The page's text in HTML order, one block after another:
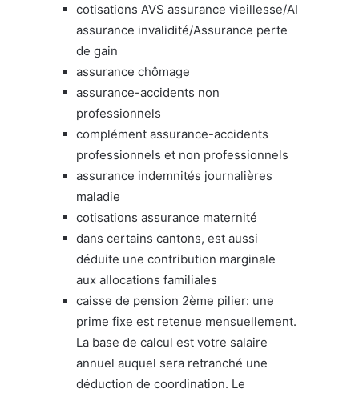
cotisations AVS assurance vieillesse/AI
assurance invalidité/Assurance perte
de gain
assurance chômage
assurance-accidents non
professionnels
complément assurance-accidents
professionnels et non professionnels
assurance indemnités journalières
maladie
cotisations assurance maternité
dans certains cantons, est aussi
déduite une contribution marginale
aux allocations familiales
caisse de pension 2ème pilier: une
prime fixe est retenue mensuellement.
La base de calcul est votre salaire
annuel auquel sera retranché une
déduction de coordination. Le